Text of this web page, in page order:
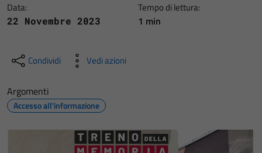
Data:
22 Novembre 2023
Tempo di lettura:
1 min
Condividi Vedi azioni
Argomenti
Accesso all'informazione